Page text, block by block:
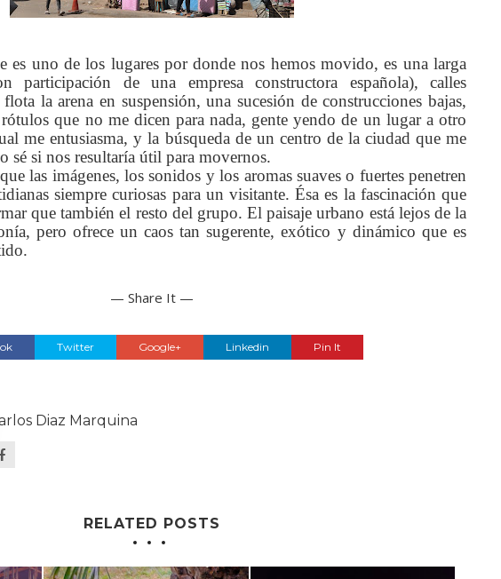
es uno de los lugares por donde nos hemos movido, es una larga
participación de una empresa constructora española), calles
la arena en suspensión, una sucesión de construcciones bajas,
rótulos que no me dicen para nada, gente yendo de un lugar a otro
me entusiasma, y la búsqueda de un centro de la ciudad que me
sé si nos resultaría útil para movernos.
las imágenes, los sonidos y los aromas suaves o fuertes penetren
siempre curiosas para un visitante. Ésa es la fascinación que
que también el resto del grupo. El paisaje urbano está lejos de la
pero ofrece un caos tan sugerente, exótico y dinámico que es
— Share It —
Twitter Google+ Linkedin Pin It
Diaz Marquina
RELATED POSTS